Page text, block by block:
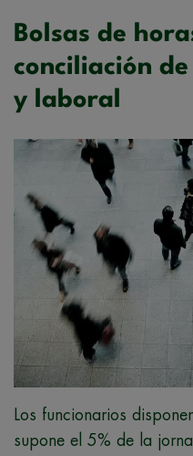
Bolsas de
conciliación
y laboral
Los funcionarios
supone el 5% de la